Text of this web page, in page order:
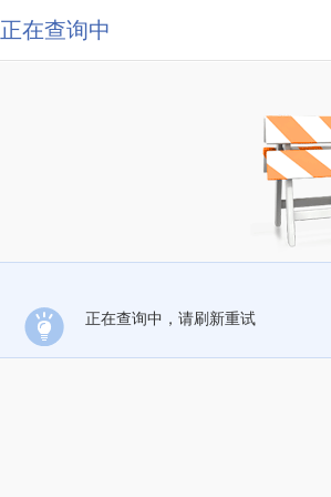
正在查询中
正在查询中，请刷新重试